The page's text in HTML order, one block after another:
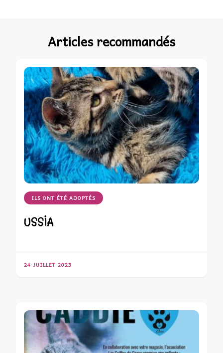
Articles recommandés
ILS ONT ÉTÉ ADOPTÉS
USSIA
24 JUILLET 2023